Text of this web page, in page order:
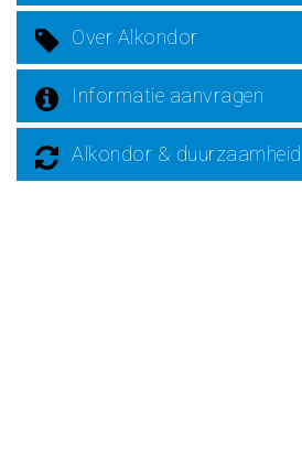
Over Alkondor
Informatie aanvragen
Alkondor & duurzaamheid